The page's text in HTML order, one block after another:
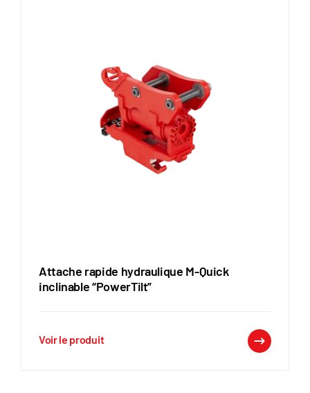
Attache rapide hydraulique M-Quick
inclinable “PowerTilt”
Voir le produit